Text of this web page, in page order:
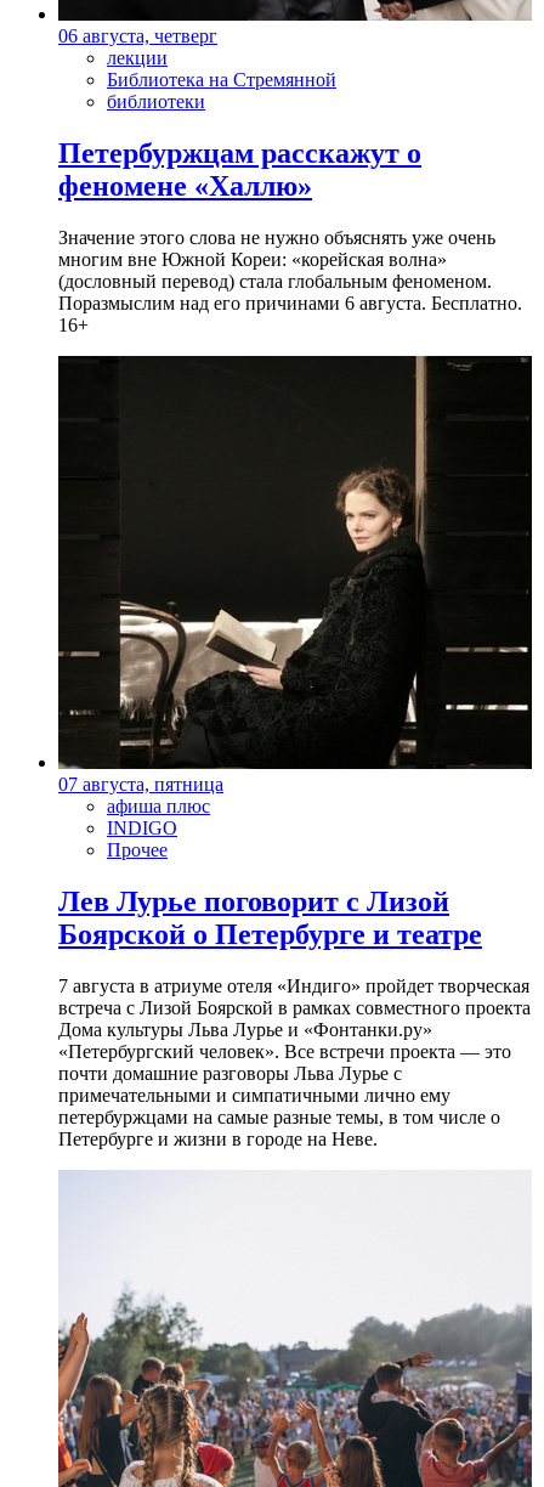
06 августа, четверг
лекции
Библиотека на Стремянной
библиотеки
Петербуржцам расскажут о
феномене «Халлю»
Значение этого слова не нужно объяснять уже очень
многим вне Южной Кореи: «корейская волна»
(дословный перевод) стала глобальным феноменом.
Поразмыслим над его причинами 6 августа. Бесплатно.
16+
07 августа, пятница
афиша плюс
INDIGO
Прочее
Лев Лурье поговорит с Лизой
Боярской о Петербурге и театре
7 августа в атриуме отеля «Индиго» пройдет творческая
встреча с Лизой Боярской в рамках совместного проекта
Дома культуры Льва Лурье и «Фонтанки.ру»
«Петербургский человек». Все встречи проекта — это
почти домашние разговоры Льва Лурье с
примечательными и симпатичными лично ему
петербуржцами на самые разные темы, в том числе о
Петербурге и жизни в городе на Неве.